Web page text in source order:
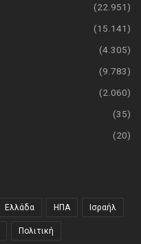
(22.951)
(15.141)
(4.305)
(9.783)
(2.060)
(35)
(20)
Ελλάδα ΗΠΑ Ισραήλ
Πολιτική